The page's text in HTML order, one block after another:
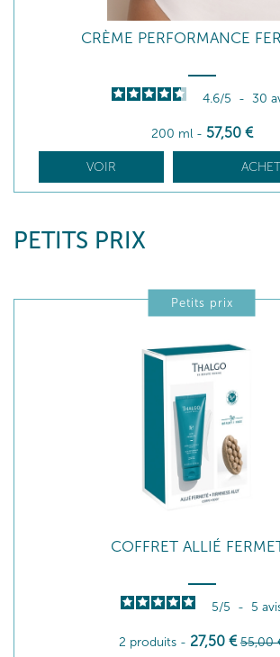
CRÈME PERFORMANCE
4.6/5 - 30
200 ml - 57,50 €
VOIR
PETITS PRIX
Petits prix
COFFRET ALLIÉ
5/5 - 5
2 produits - 27,50 € 55,00